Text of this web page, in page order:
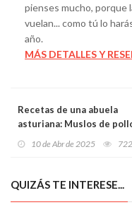
pienses mucho, porque
vuelan... como tú lo
año.
MÁS DETALLES Y
Recetas de una abuela
asturiana: Muslos de
cazuela)
10 de Abr de 2025 722
QUIZÁS TE INTERESE...